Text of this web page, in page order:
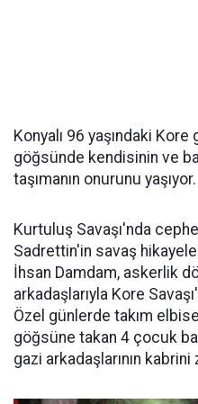
Konyalı 96 yaşındaki
göğsünde kendisinin ve
taşımanın onurunu yaşıyor.
Kurtuluş Savaşı'nda
Sadrettin'in savaş
İhsan Damdam, askerlik
arkadaşlarıyla Kore
Özel günlerde takım
göğsüne takan 4 çocuk
gazi arkadaşlarının